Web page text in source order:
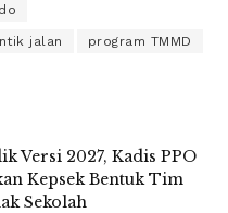
jalan program TMMD
Versi 2027, Kadis PPO
Kepsek Bentuk Tim
Sekolah